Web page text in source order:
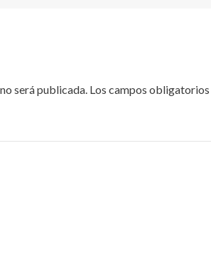
será publicada. Los campos